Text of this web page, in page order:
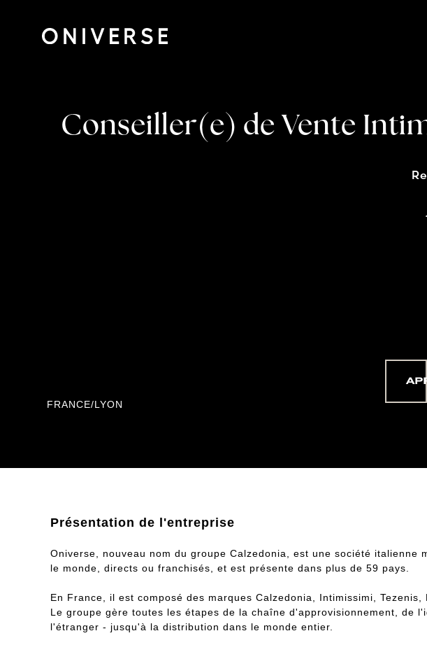
Conseiller(e) de Vente
FRANCE/LYON
Présentation de l'entreprise
Oniverse, nouveau nom du groupe Calzedonia, est une société
le monde, directs ou franchisés, et est présente dans plus de 59 pays.
En France, il est composé des marques Calzedonia, Intimissimi, Tezenis,
Le groupe gère toutes les étapes de la chaîne d'approvisionnement, de
l'étranger - jusqu'à la distribution dans le monde entier.